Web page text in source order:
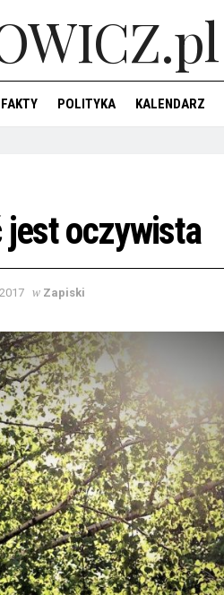
FAKTY POLITYKA KALENDARZ
oczywista
w Zapiski